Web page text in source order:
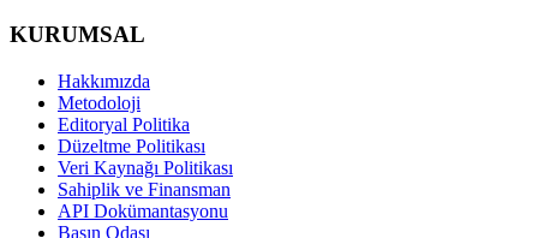
KURUMSAL
Hakkımızda
Metodoloji
Editoryal Politika
Düzeltme Politikası
Veri Kaynağı Politikası
Sahiplik ve Finansman
API Dokümantasyonu
Basın Odası